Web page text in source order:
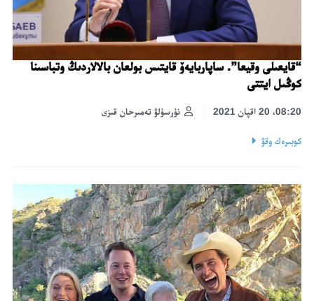
“قايعىلى وقيعا”. ساپاربايەۆ قايتىس بولعان بالالاردىڭ وتباسىنا
كوڭىل ايتتى
نۇرسۇلۋ تەمىرحان قىزى 08:20، 20 اقپان 2021
كوبىرەك وقۋ